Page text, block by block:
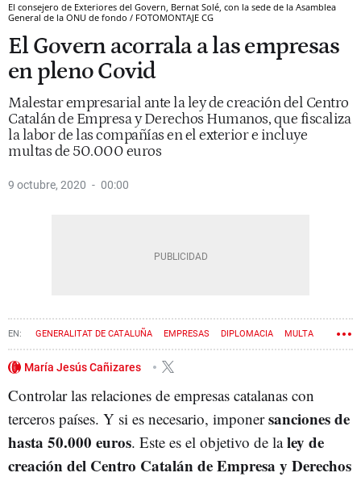
El consejero de Exteriores del Govern, Bernat Solé, con la sede de la Asamblea
General de la ONU de fondo / FOTOMONTAJE CG
El Govern acorrala a las empresas
en pleno Covid
Malestar empresarial ante la ley de creación del Centro
Catalán de Empresa y Derechos Humanos, que fiscaliza
la labor de las compañías en el exterior e incluye
multas de 50.000 euros
9 octubre, 2020 00:00
GENERALITAT DE CATALUÑA EMPRESAS DIPLOMACIA MULTA
María Jesús Cañizares
Controlar las relaciones de empresas catalanas con
terceros países. Y si es necesario, imponersanciones de
hasta 50.000 euros. Este es el objetivo de laley de
creación del Centro Catalán de Empresa y Derechos